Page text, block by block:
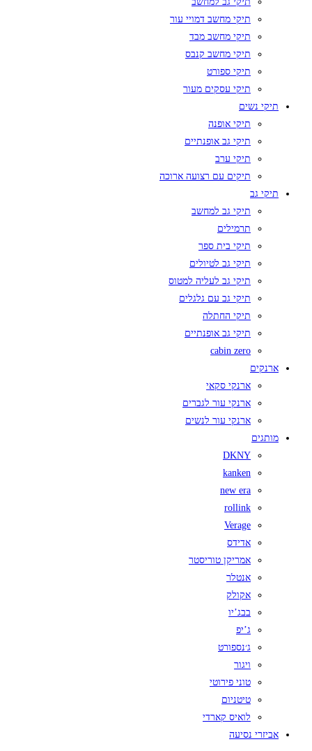
תיקי מחשב דמויי עור
תיקי מחשב מבד
תיקי מחשב קנבס
תיקי ספורט
תיקי עסקים מעור
תיקי נשים
תיקי אופנה
תיקי גב אופנתיים
תיקי ערב
תיקים עם רצועה ארוכה
תיקי גב
תיקי גב למחשב
תרמילים
תיקי בית ספר
תיקי גב לטיולים
תיקי גב לעליה למטוס
תיקי גב עם גלגלים
תיקי החתלה
תיקי גב אופנתיים
cabin zero
ארנקים
ארנקי סקאי
ארנקי עור לגברים
ארנקי עור לנשים
מותגים
DKNY
kanken
new era
rollink
Verage
אדידס
אמריקן טוריסטר
אנטלר
אקולק
בבג’יו
ג’יפ
ג׳נספורט
ויגור
טוני פירוטי
טיטניום
לואיס קארדי
אביזרי נסיעה